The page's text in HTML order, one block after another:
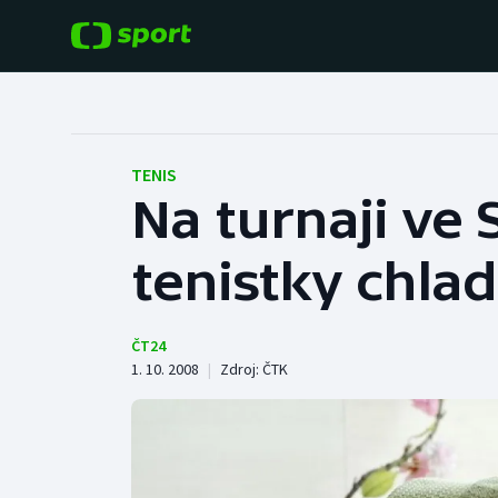
Hokej
Tenis
Cyklistika
Baseball a softbal
Basketbal
Boby a skeleton
TENIS
Na turnaji ve
tenistky
ČT24
1. 10. 2008 | Zdroj: ČTK